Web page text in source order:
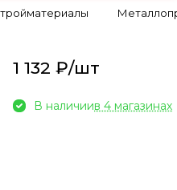
1 132 ₽/шт
В наличиив 4 магазинах